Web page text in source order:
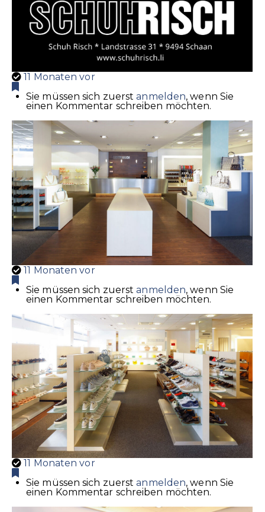
11 Monaten vor
Sie müssen sich zuerstanmelden, wenn Sie
einen Kommentar schreiben möchten.
11 Monaten vor
Sie müssen sich zuerstanmelden, wenn Sie
einen Kommentar schreiben möchten.
11 Monaten vor
Sie müssen sich zuerstanmelden, wenn Sie
einen Kommentar schreiben möchten.